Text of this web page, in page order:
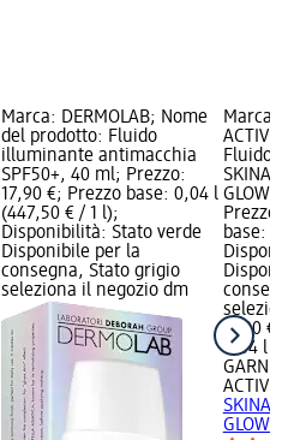
Marca: DERMOLAB; Nome
del prodotto: Fluido
illuminante antimacchia
SPF50+, 40 ml; Prezzo:
17,90 €; Prezzo base: 0,04 l
(447,50 € / 1 l);
Disponibilità: Stato verde
Disponibile per la
consegna, Stato grigio
seleziona il negozio dm
Marca:
Fluido
GLOW
Prezzo:
base:
11,90 €
0,04 l
ACTIVE